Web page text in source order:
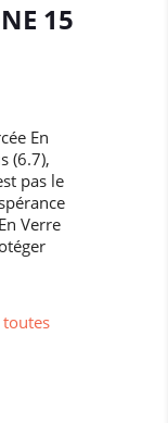
15
En
(6.7),
pas le
Verre
toutes